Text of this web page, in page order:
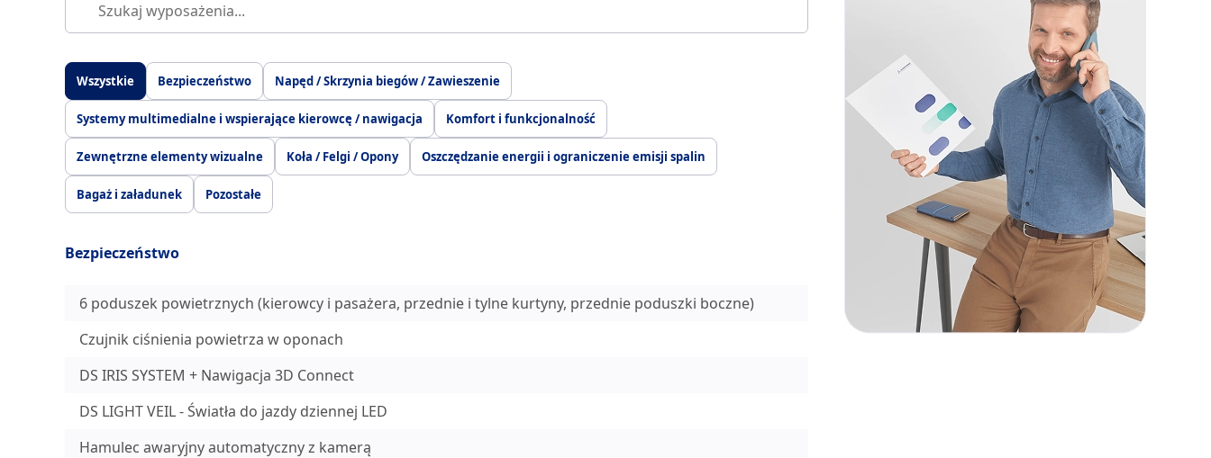
Wszystkie Bezpieczeństwo Napęd / Skrzynia biegów / Zawieszenie
Systemy multimedialne i wspierające kierowcę / nawigacja Komfort i funkcjonalność
Zewnętrzne elementy wizualne Koła / Felgi / Opony Oszczędzanie energii i ograniczenie emisji spalin
Bagaż i załadunek Pozostałe
Bezpieczeństwo
6 poduszek powietrznych (kierowcy i pasażera, przednie i tylne kurtyny, przednie poduszki boczne)
Czujnik ciśnienia powietrza w oponach
DS IRIS SYSTEM + Nawigacja 3D Connect
DS LIGHT VEIL - Światła do jazdy dziennej LED
Hamulec awaryjny automatyczny z kamerą